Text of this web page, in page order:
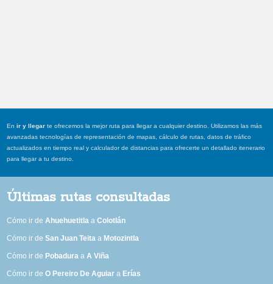
Enir y llegar te ofrecemos la mejor ruta para llegar a cualquier destino. Utilizamos las más
avanzadas tecnologías de representación de mapas, cálculo de rutas, datos de tráfico
actualizados en tiempo real y calculador de distancias para ofrecerte un detallado itenerario
para llegar a tu destino.
Últimas rutas consultadas
Cómo ir deAhuehuetitla aColotlán
Cómo ir deSan Juan Teita a Motozintla
Cómo ir de Pobadura aA Viña
Cómo ir deO Pereiro De Aguiar a Erías